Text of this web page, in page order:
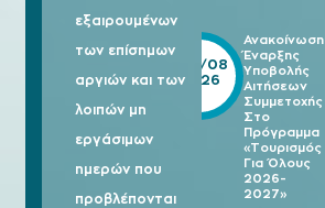
εξαιρουμένων
των επίσημων
αργιών και των
λοιπών μη
εργάσιμων
ημερών που
προβλέπονται
Ανακοίνωση
Έναρξης
Υποβολής
Αιτήσεων
Συμμετοχής
Στο
Πρόγραμμα
«Τουρισμός
Για Όλους
2026-
2027»
05/08
2026